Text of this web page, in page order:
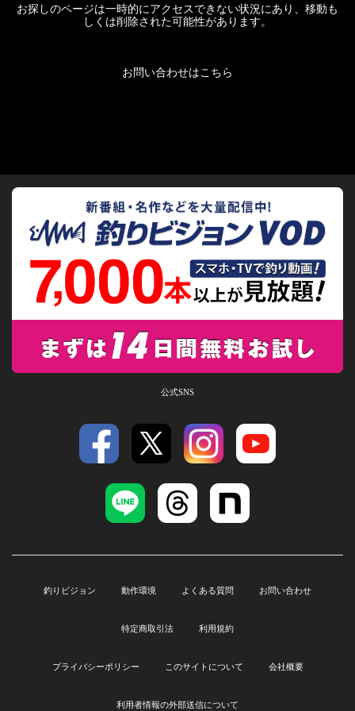
お探しのページは一時的にアクセスできない状況にあり、移動も
しくは削除された可能性があります。
お問い合わせはこちら
公式SNS
釣りビジョン 動作環境 よくある質問 お問い合わせ
特定商取引法 利用規約
プライバシーポリシー このサイトについて 会社概要
利用者情報の外部送信について